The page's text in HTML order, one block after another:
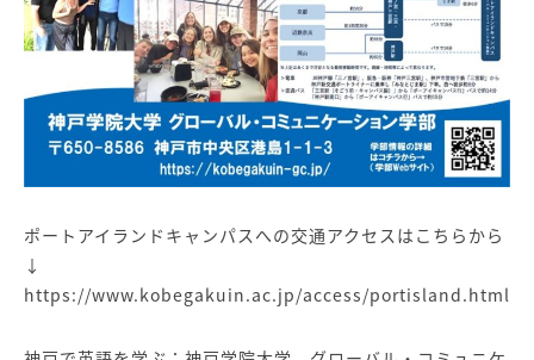
ポートアイランドキャンパスへの交通アクセスはこちらから
↓
https://www.kobegakuin.ac.jp/access/portisland.html